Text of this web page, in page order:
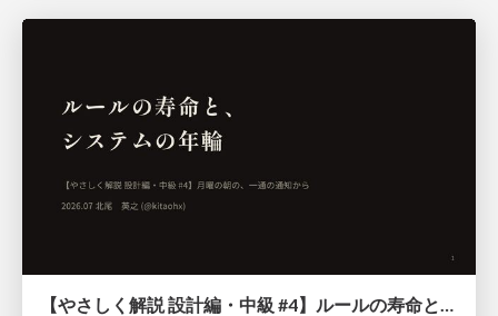
【やさしく解説 設計編・中級 #4】ルールの寿命と、システムの年輪